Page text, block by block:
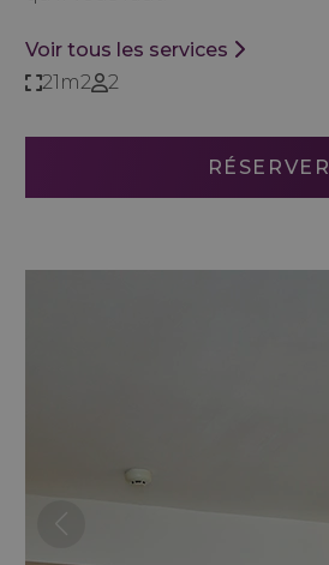
Voir tous les services
21m2
2
RÉSERVER